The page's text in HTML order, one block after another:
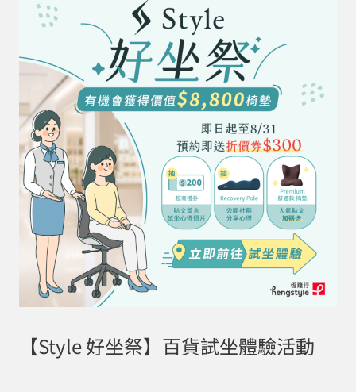
【Style 好坐祭】百貨試坐體驗活動